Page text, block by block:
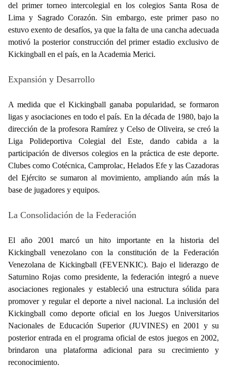
del primer torneo intercolegial en los colegios Santa Rosa de
Lima y Sagrado Corazón. Sin embargo, este primer paso no
estuvo exento de desafíos, ya que la falta de una cancha adecuada
motivó la posterior construcción del primer estadio exclusivo de
Kickingball en el país, en la Academia Merici.
Expansión y Desarrollo
A medida que el Kickingball ganaba popularidad, se formaron
ligas y asociaciones en todo el país. En la década de 1980, bajo la
dirección de la profesora Ramírez y Celso de Oliveira, se creó la
Liga Polideportiva Colegial del Este, dando cabida a la
participación de diversos colegios en la práctica de este deporte.
Clubes como Cotécnica, Camprolac, Helados Efe y las Cazadoras
del Ejército se sumaron al movimiento, ampliando aún más la
base de jugadores y equipos.
La Consolidación de la Federación
El año 2001 marcó un hito importante en la historia del
Kickingball venezolano con la constitución de la Federación
Venezolana de Kickingball (FEVENKIC). Bajo el liderazgo de
Saturnino Rojas como presidente, la federación integró a nueve
asociaciones regionales y estableció una estructura sólida para
promover y regular el deporte a nivel nacional. La inclusión del
Kickingball como deporte oficial en los Juegos Universitarios
Nacionales de Educación Superior (JUVINES) en 2001 y su
posterior entrada en el programa oficial de estos juegos en 2002,
brindaron una plataforma adicional para su crecimiento y
reconocimiento.